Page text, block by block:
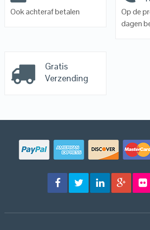
Ook achteraf betalen
Op de
dagen
Gratis
Verzending